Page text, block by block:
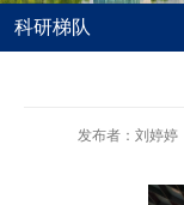
科研梯队
发布者：刘婷婷